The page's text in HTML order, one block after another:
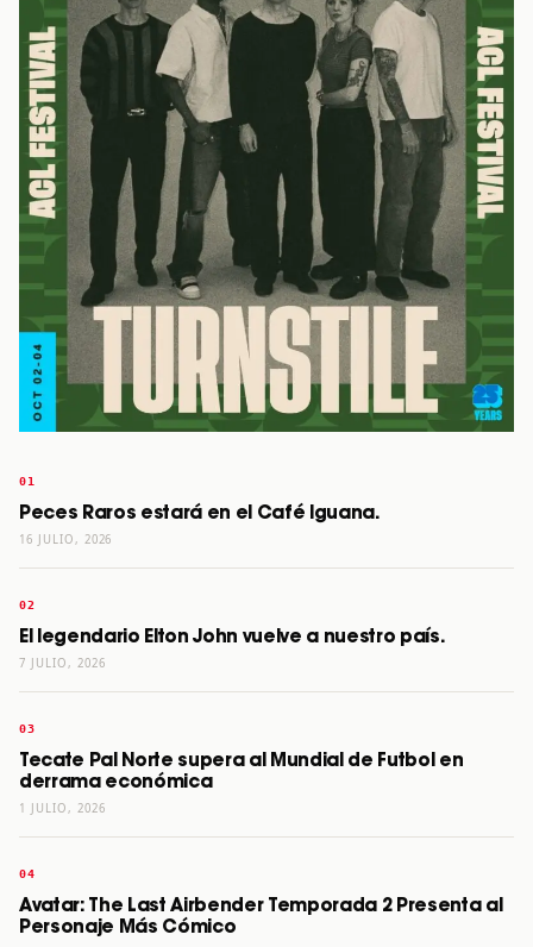
Peces Raros estará en el Café Iguana.
16 JULIO, 2026
El legendario Elton John vuelve a nuestro país.
7 JULIO, 2026
Tecate Pal Norte supera al Mundial de Futbol en
derrama económica
1 JULIO, 2026
Avatar: The Last Airbender Temporada 2 Presenta al
Personaje Más Cómico